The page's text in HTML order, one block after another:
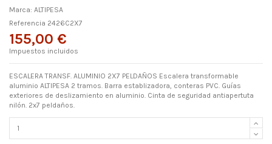
Marca: ALTIPESA
Referencia 2426C2X7
155,00 €
Impuestos incluidos
ESCALERA TRANSF. ALUMINIO 2X7 PELDAÑOS Escalera transformable
aluminio ALTIPESA 2 tramos. Barra establizadora, conteras PVC. Guías
exteriores de deslizamiento en aluminio. Cinta de seguridad antiapertuta
nilón. 2x7 peldaños.